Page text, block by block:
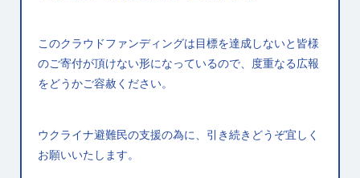
このクラウドファンディングは目標を達成しないと皆様
のご寄付が頂けない形になっているので、度重なる広報
をどうかご容赦ください。
ウクライナ避難民の支援の為に、引き続きどうぞ宜しく
お願いいたします。